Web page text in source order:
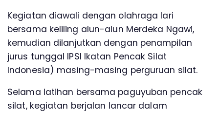
Kegiatan diawali dengan olahraga lari
bersama keliling alun-alun Merdeka Ngawi,
kemudian dilanjutkan dengan penampilan
jurus tunggal IPSI Ikatan Pencak Silat
Indonesia) masing-masing perguruan silat.
Selama latihan bersama paguyuban pencak
silat, kegiatan berjalan lancar dalam